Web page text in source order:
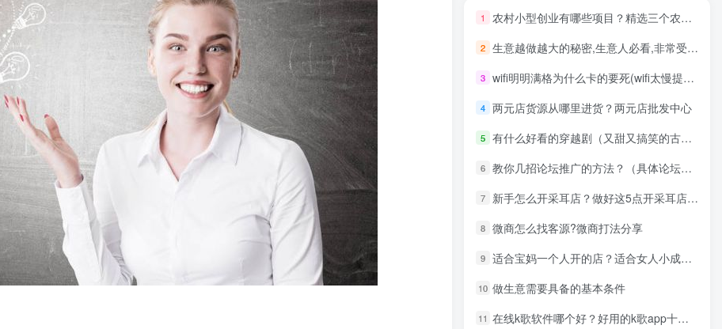
1 农村小型创业有哪些项目？精选三个农村不起眼的商机
2 生意越做越大的秘密,生意人必看,非常受益!
3 wifi明明满格为什么卡的要死(wifi太慢提网速设置图文讲解)
4 两元店货源从哪里进货？两元店批发中心
5 有什么好看的穿越剧（又甜又搞笑的古装爱情穿越剧排行榜）
6 教你几招论坛推广的方法？（具体论坛推广的步骤）
7 新手怎么开采耳店？做好这5点开采耳店稳赚不赔
8 微商怎么找客源?微商打法分享
9 适合宝妈一个人开的店？适合女人小成本开店
10 做生意需要具备的基本条件
11 在线k歌软件哪个好？好用的k歌app十大软件排名